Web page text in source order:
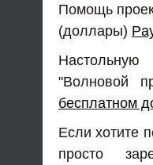
Помощь
(доллары)
"Волновой
бесплатном
Если хотите
просто